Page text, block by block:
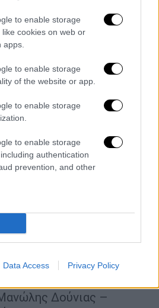
to enable storage
cookies on web or
to enable storage
of the website or app.
to enable storage
to enable storage
authentication
prevention, and other
Data Access Privacy Policy
σκοτεινές μνήμες των
στις
σκηνές του
τιμήθηκε με το
το Καλύτερο Νέο
πρεμιέρα του στο
οι Glenn Close,
Richard Dreyfuss, ενώ το
στον κινηματογράφο από
τον Ben Kingsley και τον
Δούνιας –